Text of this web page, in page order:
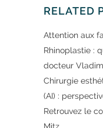
RELATED
Attention aux
Rhinoplastie :
docteur
Chirurgie
(AI) :
Retrouvez le